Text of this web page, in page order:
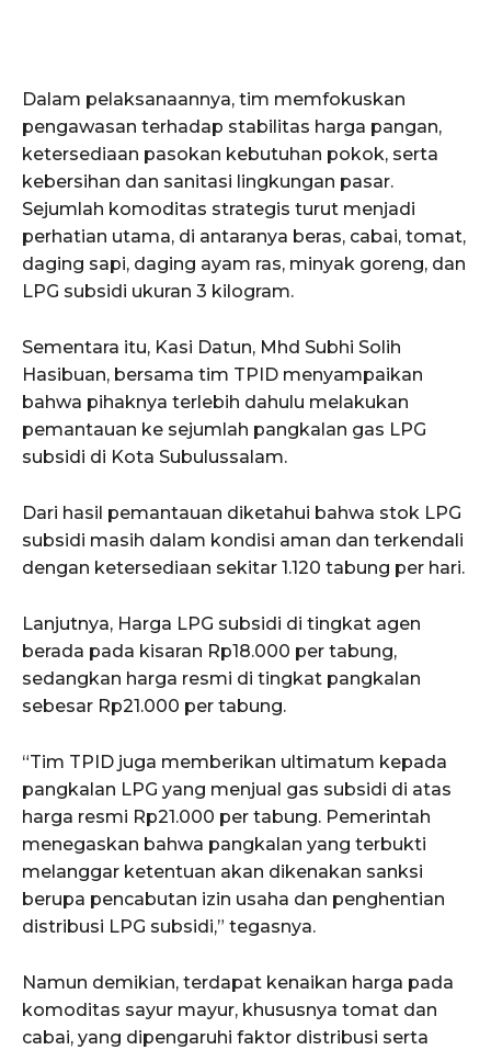
ACEHKINI.ID
Situs Berita Aceh Terkini
Dalam pelaksanaannya, tim memfokuskan
pengawasan terhadap stabilitas harga pangan,
ketersediaan pasokan kebutuhan pokok, serta
kebersihan dan sanitasi lingkungan pasar.
Sejumlah komoditas strategis turut menjadi
perhatian utama, di antaranya beras, cabai, tomat,
daging sapi, daging ayam ras, minyak goreng, dan
LPG subsidi ukuran 3 kilogram.
Sementara itu, Kasi Datun, Mhd Subhi Solih
Hasibuan, bersama tim TPID menyampaikan
bahwa pihaknya terlebih dahulu melakukan
pemantauan ke sejumlah pangkalan gas LPG
subsidi di Kota Subulussalam.
Dari hasil pemantauan diketahui bahwa stok LPG
subsidi masih dalam kondisi aman dan terkendali
dengan ketersediaan sekitar 1.120 tabung per hari.
Lanjutnya, Harga LPG subsidi di tingkat agen
berada pada kisaran Rp18.000 per tabung,
sedangkan harga resmi di tingkat pangkalan
sebesar Rp21.000 per tabung.
“Tim TPID juga memberikan ultimatum kepada
pangkalan LPG yang menjual gas subsidi di atas
harga resmi Rp21.000 per tabung. Pemerintah
menegaskan bahwa pangkalan yang terbukti
melanggar ketentuan akan dikenakan sanksi
berupa pencabutan izin usaha dan penghentian
distribusi LPG subsidi,” tegasnya.
Namun demikian, terdapat kenaikan harga pada
komoditas sayur mayur, khususnya tomat dan
cabai, yang dipengaruhi faktor distribusi serta